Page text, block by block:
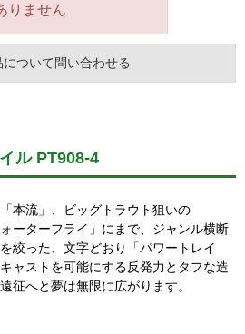
りません
について問い合わせる
ル PT908-4
本流」、ビッグトラウト狙いの
ーターフライ」にまで、ジャンル横断
絞った、文字どおり「パワートレイ
ャストを可能にする反発力とタフな造
征へと夢は無限に広がります。